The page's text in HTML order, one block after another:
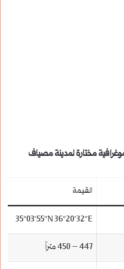
القيمة
35°03′55″N 36°20′32″E
447 – 450 متراً